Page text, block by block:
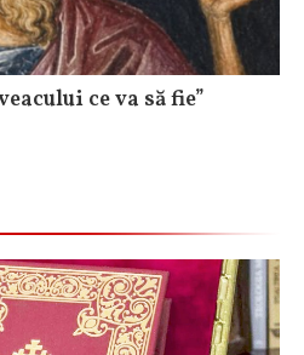
ce va să fie”